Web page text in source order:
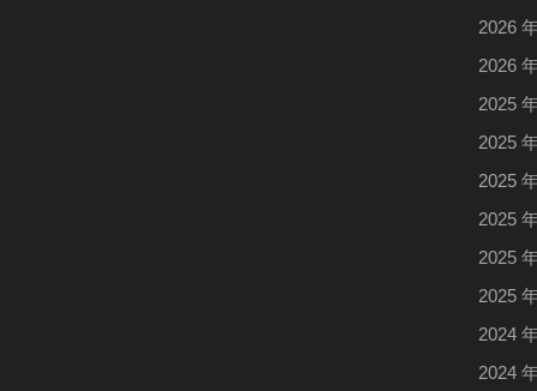
2026
2026
2025
2025
2025
2025
2025
2025
2024
2024